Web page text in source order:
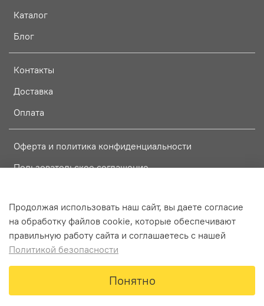
В корзину
Каталог
Блог
Контакты
Доставка
Оплата
Оферта и политика конфиденциальности
Пользовательское соглашение
Интернет-магазин создан на InSales
Продолжая использовать наш сайт, вы даете согласие
на обработку файлов cookie, которые обеспечивают
правильную работу сайта и соглашаетесь с нашей
Политикой безопасности
Понятно